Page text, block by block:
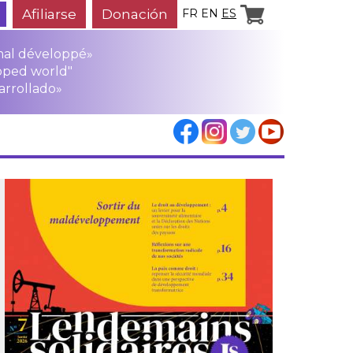
Afiliarse Donación FR EN ES
développé»
world"